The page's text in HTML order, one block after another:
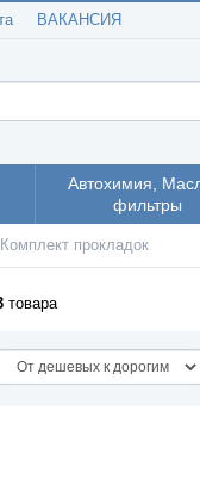
ВАКАНСИЯ
Автохимия,
фильтры
Комплект прокладок
товара